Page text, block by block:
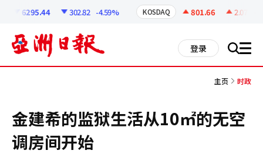
6295.44 302.82 -4.59% KOSDAQ 801.66 2.07
登录 搜 all
主页 时政
金建希的监狱生活从10㎡的无空
调房间开始